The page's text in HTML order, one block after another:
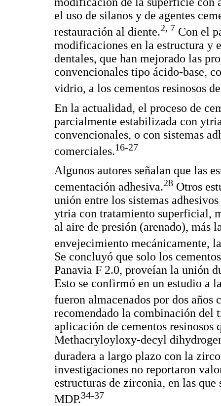
el uso de silanos y de agentes
restauración al diente.2, 7 Con el
modificaciones en la estructura y
dentales, que han mejorado las
convencionales tipo ácido-base,
vidrio, a los cementos resinosos
En la actualidad, el proceso de
parcialmente estabilizada con
convencionales, o con sistemas
comerciales.16-27
Algunos autores señalan que las
cementación adhesiva.28 Otros
unión entre los sistemas
ytria con tratamiento superficial,
al aire de presión (arenado), más
envejecimiento mecánicamente,
Se concluyó que solo los
Panavia F 2.0, proveían la unión
Esto se confirmó en un estudio a
fueron almacenados por dos
recomendado la combinación del
aplicación de cementos resinosos
Methacryloyloxy-decyl
duradera a largo plazo con la
investigaciones no reportaron
estructuras de zirconia, en las
MDP.34-37